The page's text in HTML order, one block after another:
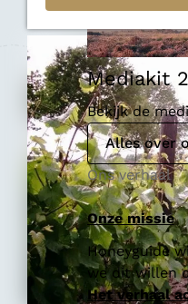
Mediakit
Bekijk de
Alles over
Ons verhaal
Onze missie
Honeyguide
we dit willen
Het verhaal